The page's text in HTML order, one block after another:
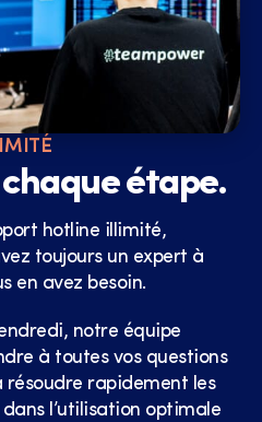
étape.
hotline illimité,
toujours un expert à
en avez besoin.
notre équipe
à toutes vos questions
résoudre rapidement les
l’utilisation optimale